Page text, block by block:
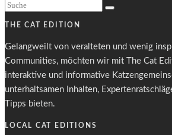
THE CAT EDITION
Gelangweilt von veralteten und wenig
Communities, möchten wir mit The Cat
interaktive und informative
unterhaltsamen Inhalten,
Tipps bieten.
LOCAL CAT EDITIONS